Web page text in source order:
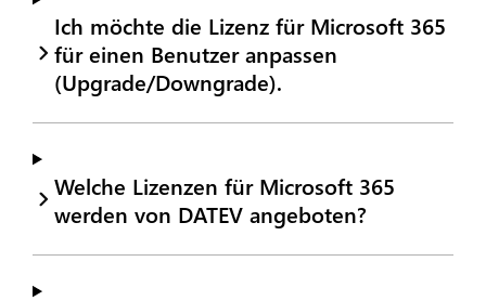
Ich möchte die Lizenz für Microsoft 365
für einen Benutzer anpassen
(Upgrade/Downgrade).
Welche Lizenzen für Microsoft 365
werden von DATEV angeboten?